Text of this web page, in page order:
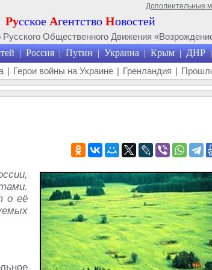
Дополнительные
Русское Агентство Новостей
Общественного Движения
| Россия | Путин | Украина | Крым | ДНР |
| Герои войны на Украине | Гренландия |
о её